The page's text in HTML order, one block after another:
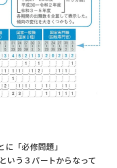
「必修問題」
いう３パートからなって